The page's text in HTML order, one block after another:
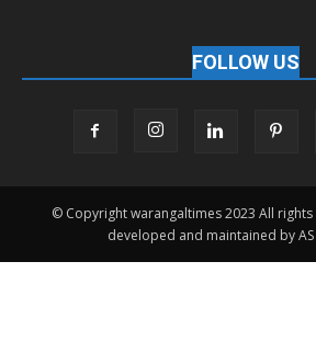
FOLLOW US
© Copyright warangaltimes 2023 All
developed and maintained by